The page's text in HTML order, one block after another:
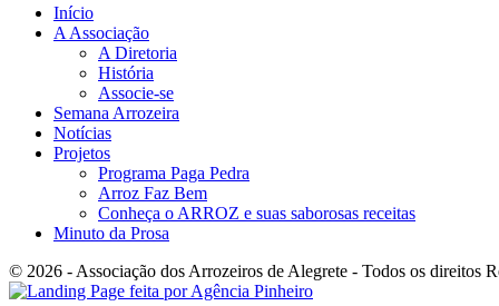
Início
A Associação
A Diretoria
História
Associe-se
Semana Arrozeira
Notícias
Projetos
Programa Paga Pedra
Arroz Faz Bem
Conheça o ARROZ e suas saborosas receitas
Minuto da Prosa
© 2026 - Associação dos Arrozeiros de Alegrete - Todos os direitos